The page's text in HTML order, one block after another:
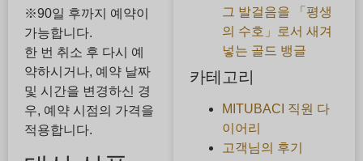
※90일 후까지 예약이
가능합니다.
한 번 취소 후 다시 예
약하시거나, 예약 날짜
및 시간을 변경하신 경
우, 예약 시점의 가격을
적용합니다.
그 발걸음을 「평생
의 수호」로서 새겨
넣는 골드 뱅글
카테고리
MITUBACI 직원 다
이어리
고객님의 후기